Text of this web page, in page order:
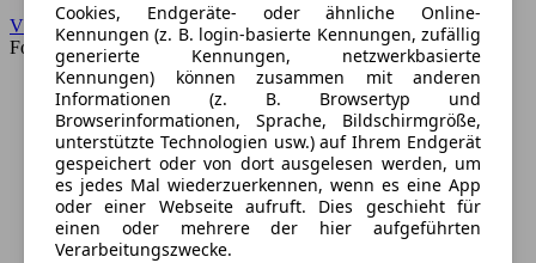
VW
Forum
Cookies, Endgeräte- oder ähnliche Online-
Kennungen (z. B. login-basierte Kennungen, zufällig
generierte Kennungen, netzwerkbasierte
Kennungen) können zusammen mit anderen
Informationen (z. B. Browsertyp und
Browserinformationen, Sprache, Bildschirmgröße,
unterstützte Technologien usw.) auf Ihrem Endgerät
gespeichert oder von dort ausgelesen werden, um
es jedes Mal wiederzuerkennen, wenn es eine App
oder einer Webseite aufruft. Dies geschieht für
einen oder mehrere der hier aufgeführten
Verarbeitungszwecke.